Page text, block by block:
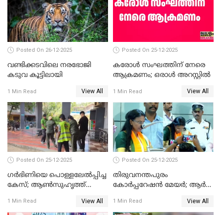
ചട്ടലംഘനമെന്ന് പാർട്ടി
Posted On 26-12-2025
വണ്ടിക്കടവിലെ നരഭോജി
കടുവ കൂട്ടിലായി
1 Min Read View All
Posted On 25-12-2025
കരോള്‍ സംഘത്തിന് നേരെ
ആക്രമണം; ഒരാള്‍ അറസ്റ്റില്‍
1 Min Read View All
Posted On 25-12-2025
ഗര്‍ഭിണിയെ പൊള്ളലേല്‍പ്പിച്ച
കേസ്; ആണ്‍സുഹൃത്ത്
1 Min Read View All
Posted On 25-12-2025
തിരുവനന്തപുരം
കോര്‍പ്പറേഷന്‍ മേയർ; ആര്‍
1 Min Read View All